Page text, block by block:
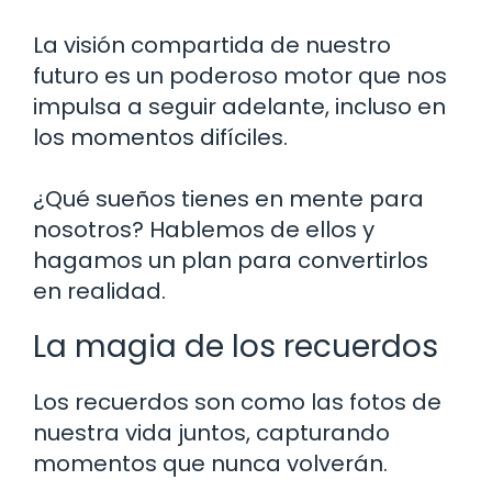
La visión compartida de nuestro
futuro es un poderoso motor que nos
impulsa a seguir adelante, incluso en
los momentos difíciles.
¿Qué sueños tienes en mente para
nosotros? Hablemos de ellos y
hagamos un plan para convertirlos
en realidad.
La magia de los recuerdos
Los recuerdos son como las fotos de
nuestra vida juntos, capturando
momentos que nunca volverán.